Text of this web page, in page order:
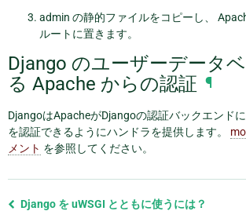
admin の静的ファイルをコピーし、
ルートに置きます。
Django のユーザーデータ
る Apache からの認証 ¶
DjangoはApacheがDjangoの認証バックエンド
を認証できるようにハンドラを提供します。
メント を参照してください。
前 Django を uWSGI とともに使うには？